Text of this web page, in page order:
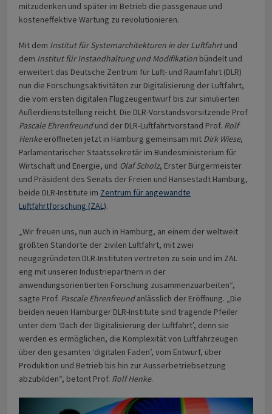
mitzudenken und später im Betrieb die passgenaue und
kosteneffektive Wartung zu revolutionieren.
Mit dem Institut für Systemarchitekturen in der Luftfahrtund
dem Institut für Instandhaltung und Modifikation bündelt und
erweitert das Deutsche Zentrum für Luft- und Raumfahrt (DLR)
nun die Forschungsaktivitäten zur Digitalisierung der Luftfahrt,
die vom ersten digitalen Flugzeugentwurf bis zur simulierten
Außerdienststellung reicht. Die DLR-Vorstandsvorsitzende Prof.
Pascale Ehrenfreundund der DLR-Luftfahrtvorstand Prof. Rolf
Henkeeröffneten jetzt in Hamburg gemeinsam mit Dirk Wiese,
Parlamentarischer Staatssekretär im Bundesministerium für
Wirtschaft und Energie, und Olaf Scholz, Erster Bürgermeister
und Präsident des Senats der Freien und Hansestadt Hamburg,
beide DLR-Institute im Zentrum für angewandte
Luftfahrtforschung (ZAL).
„Wir freuen uns, nun auch in Hamburg, an einem der weltweit
größten Standorte der zivilen Luftfahrt, mit zwei
neugegründeten DLR-Instituten vertreten zu sein und im ZAL
eng mit unseren Industriepartnern in der
anwendungsorientierten Forschung zusammenzuarbeiten“,
sagte Prof. Pascale Ehrenfreundanlässlich der Eröffnung. „Die
beiden neuen Hamburger DLR-Institute sind tragende Pfeiler
unter dem ‘Dach der Digitalisierung der Luftfahrt’, denn sie
werden es ermöglichen, die Komplexität von Luftfahrzeugen
über den gesamten ‘digitalen Faden’, vom Entwurf, über
Produktion und Betrieb bis hin zur Ausserbetriebsetzung
abzubilden“, betont Prof. Rolf Henke.